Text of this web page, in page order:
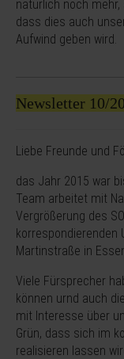
natürlich noch
dass dies auch
Aufwind geben wird.
Newsletter 10/
Liebe Freunde und
das Jahr 2015 war
Team arbeitet mit
Vergrößerung des
korrespondierenden
Martinstraße in
Viele Fürsprecher
können urnd auch
mit Interesse über
Grün, dass sich im
realisieren lassen